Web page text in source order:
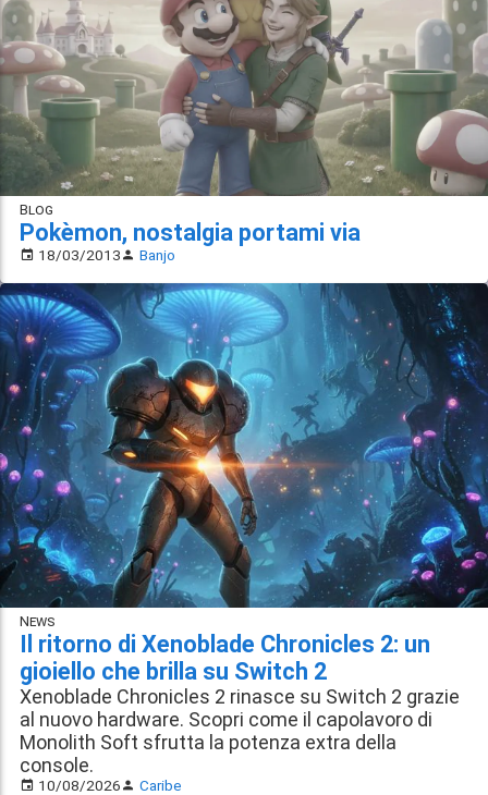
Blog
Pokèmon, nostalgia portami via
18/03/2013 Banjo
News
Il ritorno di Xenoblade Chronicles 2: un
gioiello che brilla su Switch 2
Xenoblade Chronicles 2 rinasce su Switch 2 grazie
al nuovo hardware. Scopri come il capolavoro di
Monolith Soft sfrutta la potenza extra della
console.
10/08/2026 Caribe